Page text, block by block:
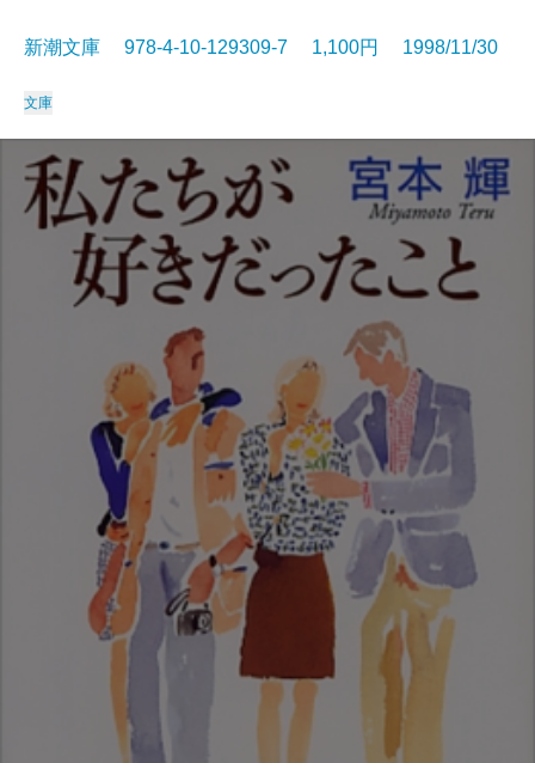
新潮文庫 978-4-10-129309-7 1,100円 1998/11/30
文庫